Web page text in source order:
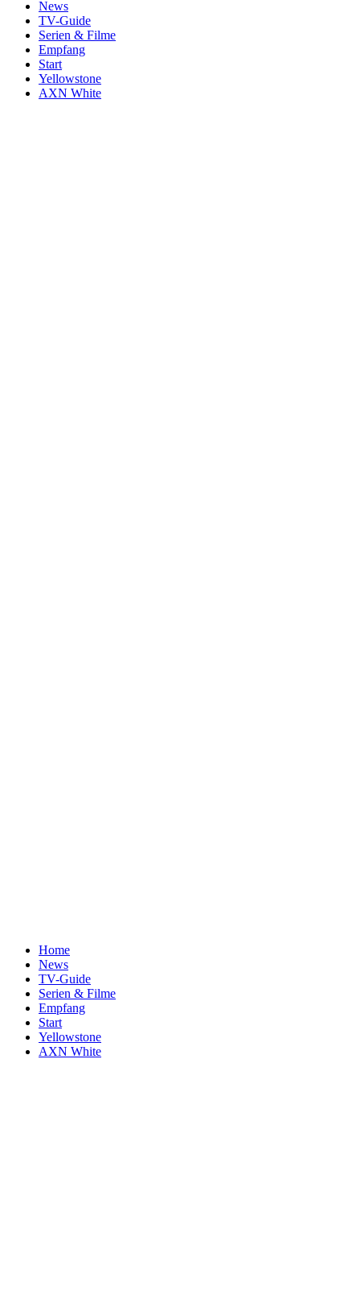
News
TV-Guide
Serien & Filme
Empfang
Start
Yellowstone
AXN White
Home
News
TV-Guide
Serien & Filme
Empfang
Start
Yellowstone
AXN White